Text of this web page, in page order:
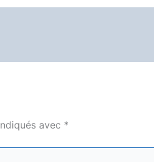
avec *